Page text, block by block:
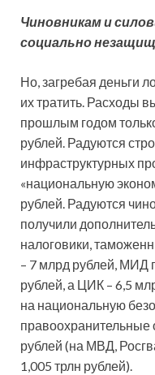
Чиновникам и
социально
Но, загребая деньги
их тратить. Расходы
прошлым годом
рублей. Радуются
инфраструктурных
«национальную
рублей. Радуются
получили
налоговики,
– 7 млрд рублей, МИД
рублей, а ЦИК – 6,5
на национальную
рублей (на МВД,
1,005 трлн рублей).